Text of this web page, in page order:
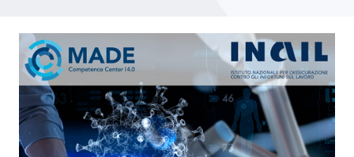
Sicurezza sul lavoro e innovazione, al